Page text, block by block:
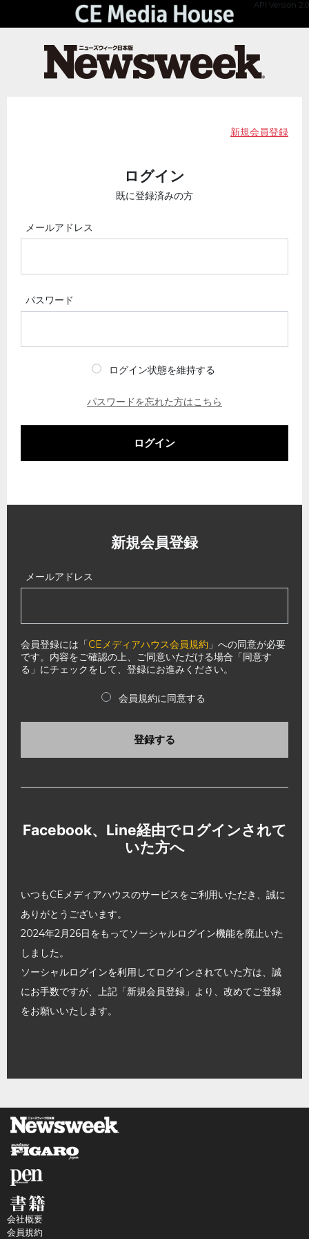
API Version 2.0
新規会員登録
ログイン
既に登録済みの方
メールアドレス
パスワード
ログイン状態を維持する
パスワードを忘れた方はこちら
ログイン
新規会員登録
メールアドレス
会員登録には「CEメディアハウス会員規約 」への同意が必要
です。内容をご確認の上、ご同意いただける場合「同意す
る」にチェックをして、登録にお進みください。
会員規約に同意する
登録する
Facebook、Line経由でログインされて
いた方へ
いつもCEメディアハウスのサービスをご利用いただき、誠に
ありがとうございます。
2024年2月26日をもってソーシャルログイン機能を廃止いた
しました。
ソーシャルログインを利用してログインされていた方は、誠
にお手数ですが、上記「新規会員登録」より、改めてご登録
をお願いいたします。
会社概要
会員規約